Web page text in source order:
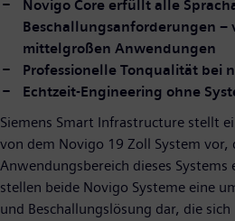
Novigo Core erfüllt alle
Beschallungsanforderungen –
mittelgroßen Anwendungen
Professionelle Tonqualität bei
Echtzeit-Engineering ohne
Siemens Smart Infrastructure stellt
von dem Novigo 19 Zoll System vor,
Anwendungsbereich dieses
stellen beide Novigo Systeme eine
und Beschallungslösung dar, die